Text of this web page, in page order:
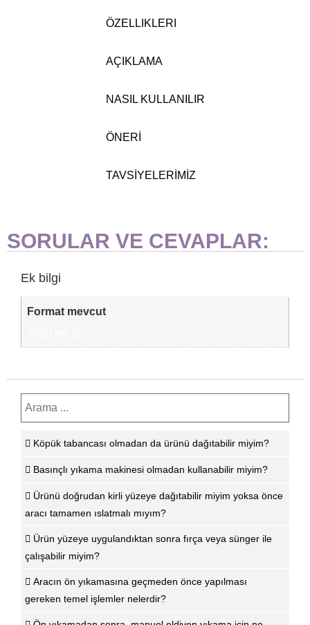
ÖZELLIKLERI
AÇIKLAMA
NASIL KULLANILIR
ÖNERİ
TAVSİYELERİMİZ
SORULAR VE CEVAPLAR:
Ek bilgi
Format mevcut
Köpük tabancası olmadan da ürünü dağıtabilir miyim?
Basınçlı yıkama makinesi olmadan kullanabilir miyim?
Ürünü doğrudan kirli yüzeye dağıtabilir miyim yoksa önce
aracı tamamen ıslatmalı mıyım?
Ürün yüzeye uygulandıktan sonra fırça veya sünger ile
çalışabilir miyim?
Aracın ön yıkamasına geçmeden önce yapılması
gereken temel işlemler nelerdir?